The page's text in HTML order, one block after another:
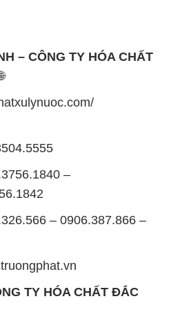
– CÔNG TY HÓA CHẤT
–
– 0906.387.866 –
TY HÓA CHẤT ĐẮC